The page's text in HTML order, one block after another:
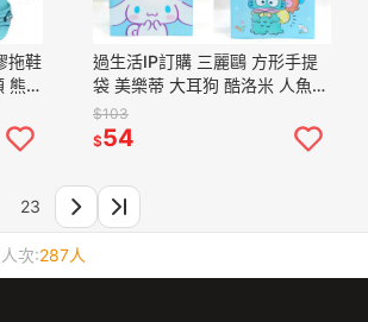
拖鞋
熊大
過生活IP訂購 三麗鷗 方形手提
袋 美樂蒂 大耳狗 酷洛米 人魚漢
頓 20250513
$103
$54
23
次:287人